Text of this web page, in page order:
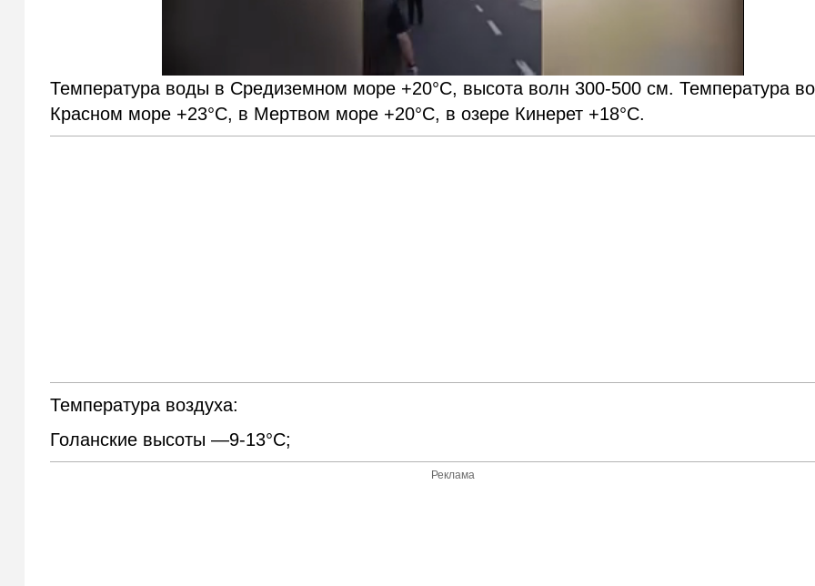
Температура воды в Средиземном море +20°С, высота волн 300-500 см. Температура
Красном море +23°С, в Мертвом море +20°С, в озере Кинерет +18°С.
Температура воздуха:
Голанские высоты —9-13°С;
Реклама